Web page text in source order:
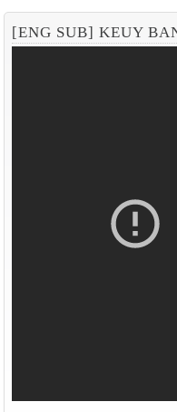
[ENG SUB] KEUY